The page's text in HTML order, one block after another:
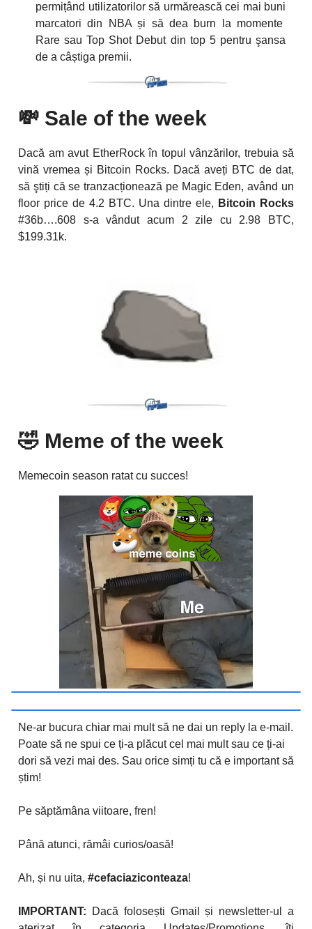
permițând utilizatorilor să urmărească cei mai buni
marcatori din NBA și să dea burn la momente
Rare sau Top Shot Debut din top 5 pentru şansa
de a câștiga premii.
💸 Sale of the week
Dacă am avut EtherRock în topul vânzărilor, trebuia să
vină vremea și Bitcoin Rocks. Dacă aveți BTC de dat,
să ştiți că se tranzacționează pe Magic Eden, având un
floor price de 4.2 BTC. Una dintre ele, Bitcoin Rocks
#36b….608 s-a vândut acum 2 zile cu 2.98 BTC,
$199.31k.
🤣 Meme of the week
Memecoin season ratat cu succes!
Ne-ar bucura chiar mai mult să ne dai un reply la e-mail.
Poate să ne spui ce ți-a plăcut cel mai mult sau ce ți-ai
dori să vezi mai des. Sau orice simți tu că e important să
știm!
Pe săptămâna viitoare, fren!
Până atunci, rămâi curios/oasă!
Ah, și nu uita, #cefaciaziconteaza!
IMPORTANT:
Dacă folosești Gmail și newsletter-ul a